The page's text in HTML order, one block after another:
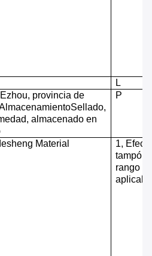
L
provincia de
lmacenamientoSellado,
almacenado en
P
Material
1,
tampón
rango